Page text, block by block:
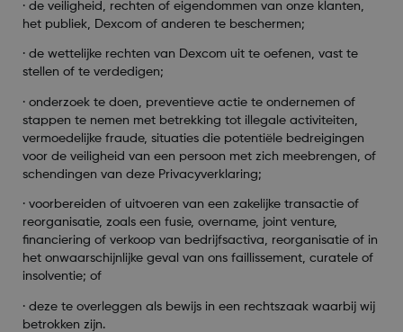
· de veiligheid, rechten of eigendommen van onze klanten,
het publiek, Dexcom of anderen te beschermen;
· de wettelijke rechten van Dexcom uit te oefenen, vast te
stellen of te verdedigen;
· onderzoek te doen, preventieve actie te ondernemen of
stappen te nemen met betrekking tot illegale activiteiten,
vermoedelijke fraude, situaties die potentiële bedreigingen
voor de veiligheid van een persoon met zich meebrengen, of
schendingen van deze Privacyverklaring;
· voorbereiden of uitvoeren van een zakelijke transactie of
reorganisatie, zoals een fusie, overname, joint venture,
financiering of verkoop van bedrijfsactiva, reorganisatie of in
het onwaarschijnlijke geval van ons faillissement, curatele of
insolventie; of
· deze te overleggen als bewijs in een rechtszaak waarbij wij
betrokken zijn.